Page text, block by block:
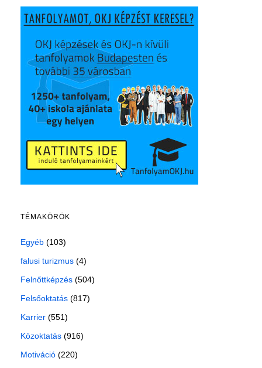
TÉMAKÖRÖK
Egyéb (103)
falusi turizmus (4)
Felnőttképzés (504)
Felsőoktatás (817)
Karrier (551)
Közoktatás (916)
Motiváció (220)